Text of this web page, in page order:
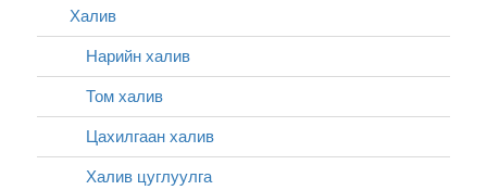
Халив
Нарийн халив
Том халив
Цахилгаан халив
Халив цуглуулга